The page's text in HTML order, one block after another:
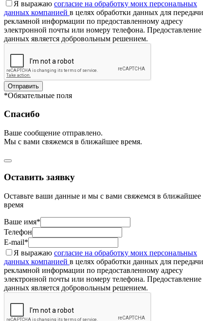
Я выражаю согласие на обработку моих персональных
данных компанией в целях обработки данных для передачи
рекламной информации по предоставленному адресу
электронной почты или номеру телефона. Предоставление
данных является добровольным решением.
Отправить
*Обязательные поля
Спасибо
Ваше сообщение отправлено.
Мы с вами свяжемся в ближайшее время.
Оставить заявку
Оставьте ваши данные и мы с вами свяжемся в ближайшее
время
Ваше имя*
Телефон
E-mail*
Я выражаю согласие на обработку моих персональных
данных компанией в целях обработки данных для передачи
рекламной информации по предоставленному адресу
электронной почты или номеру телефона. Предоставление
данных является добровольным решением.